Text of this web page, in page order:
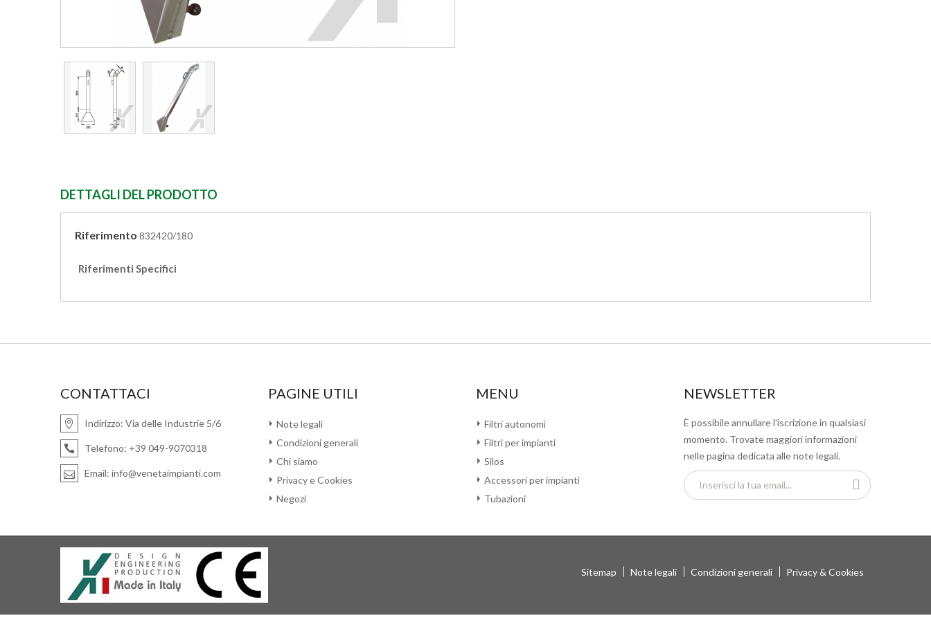
DETTAGLI DEL PRODOTTO
Riferimento 832420/180
Riferimenti Specifici
CONTATTACI
Indirizzo: Via delle Industrie 5/6
Telefono: +39 049-9070318
Email: info@venetaimpianti.com
PAGINE UTILI
Note legali
Condizioni generali
Chi siamo
Privacy e Cookies
Negozi
MENU
Filtri autonomi
Filtri per impianti
Silos
Accessori per impianti
Tubazioni
NEWSLETTER
È possibile annullare l'iscrizione in qualsiasi
momento. Trovate maggiori informazioni
nelle pagina dedicata alle note legali.
Sitemap Note legali Condizioni generali Privacy & Cookies